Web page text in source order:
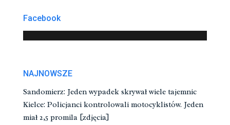
Facebook
NAJNOWSZE
Sandomierz: Jeden wypadek skrywał wiele tajemnic
Kielce: Policjanci kontrolowali motocyklistów. Jeden
miał 2,5 promila [zdjęcia]